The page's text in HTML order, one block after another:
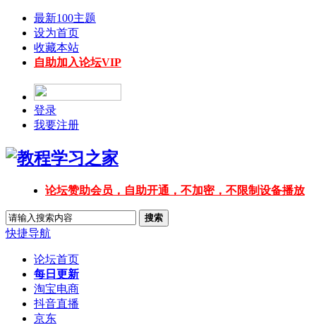
最新100主题
设为首页
收藏本站
自助加入论坛VIP
登录
我要注册
论坛赞助会员，自助开通，不加密，不限制设备播放
搜索
快捷导航
论坛首页
每日更新
淘宝电商
抖音直播
京东